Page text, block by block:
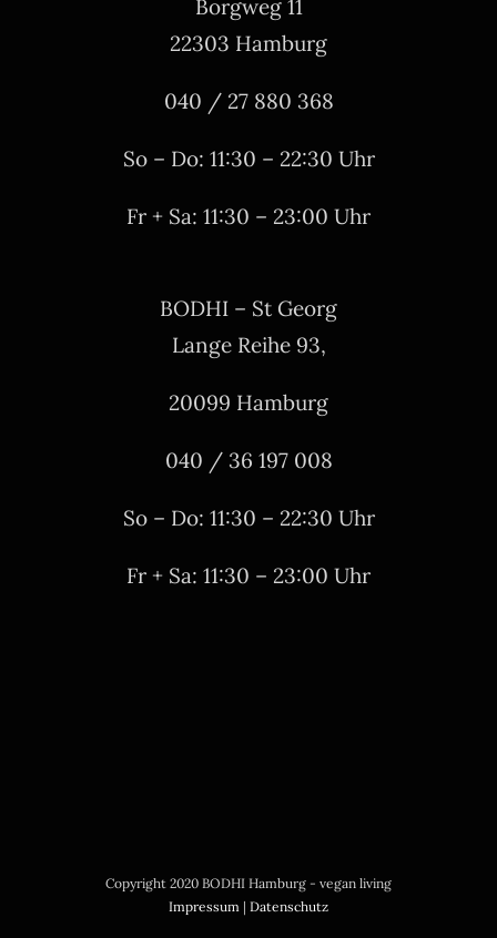
Borgweg 11
22303 Hamburg
040 / 27 880 368
So – Do: 11:30 – 22:30 Uhr
Fr + Sa: 11:30 – 23:00 Uhr
BODHI – St Georg
Lange Reihe 93,
20099 Hamburg
040 / 36 197 008
So – Do: 11:30 – 22:30 Uhr
Fr + Sa: 11:30 – 23:00 Uhr
Copyright 2020 BODHI Hamburg - vegan living
Impressum | Datenschutz